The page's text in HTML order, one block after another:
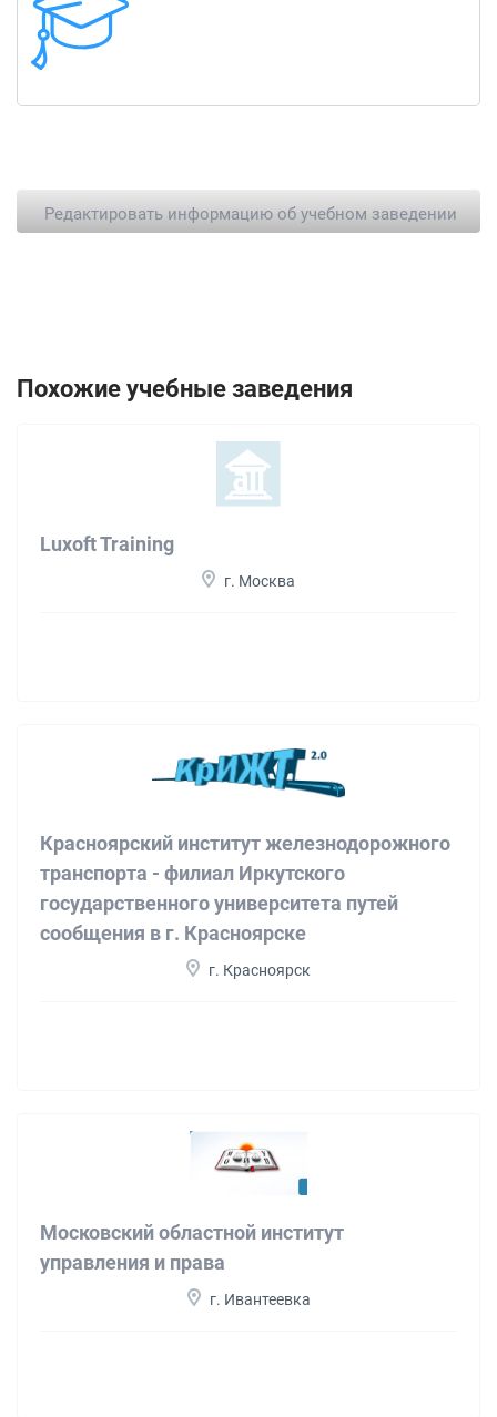
Редактировать информацию об учебном заведении
Похожие учебные заведения
Luxoft Training
г. Москва
Красноярский институт железнодорожного
транспорта - филиал Иркутского
государственного университета путей
сообщения в г. Красноярске
г. Красноярск
Московский областной институт
управления и права
г. Ивантеевка